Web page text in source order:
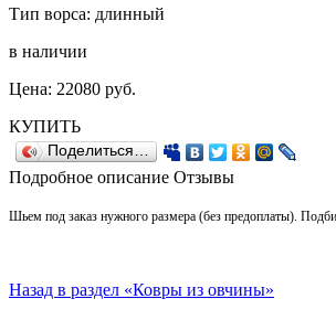
Тип ворса: длинный
в наличии
Цена: 22080 руб.
КУПИТЬ
Поделиться…
Подробное описание Отзывы
Шьем под заказ нужного размера (без предоплаты).
Назад в раздел «Ковры из овчины»